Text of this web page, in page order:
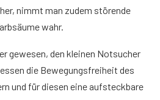
nimmt man zudem störende
wahr.
gewesen, den kleinen Notsucher
die Bewegungsfreiheit des
und für diesen eine aufsteckbare